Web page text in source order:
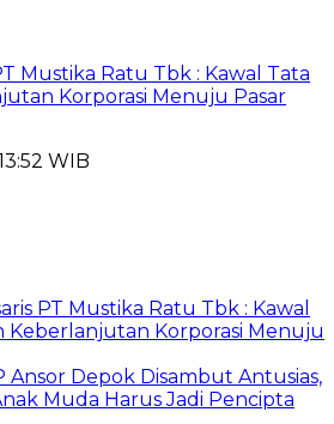
Mustika Ratu Tbk : Kawal Tata
Korporasi Menuju Pasar
WIB
PT Mustika Ratu Tbk : Kawal
Keberlanjutan Korporasi Menuju
Ansor Depok Disambut Antusias,
Muda Harus Jadi Pencipta